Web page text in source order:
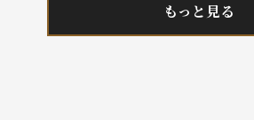
もっと見る